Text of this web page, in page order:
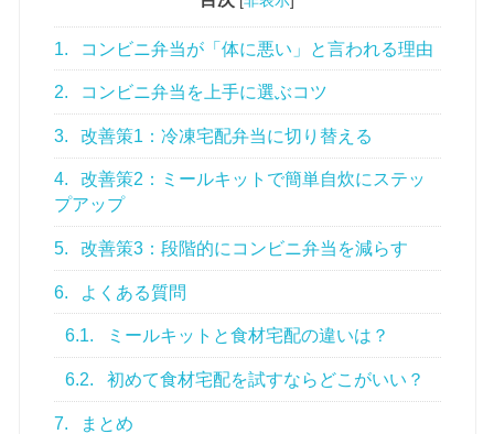
1. コンビニ弁当が「体に悪い」と言われる理由
2. コンビニ弁当を上手に選ぶコツ
3. 改善策1：冷凍宅配弁当に切り替える
4.
改善策2：ミールキットで簡単自炊にステッ
プアップ
5. 改善策3：段階的にコンビニ弁当を減らす
6. よくある質問
6.1. ミールキットと食材宅配の違いは？
6.2. 初めて食材宅配を試すならどこがいい？
7. まとめ